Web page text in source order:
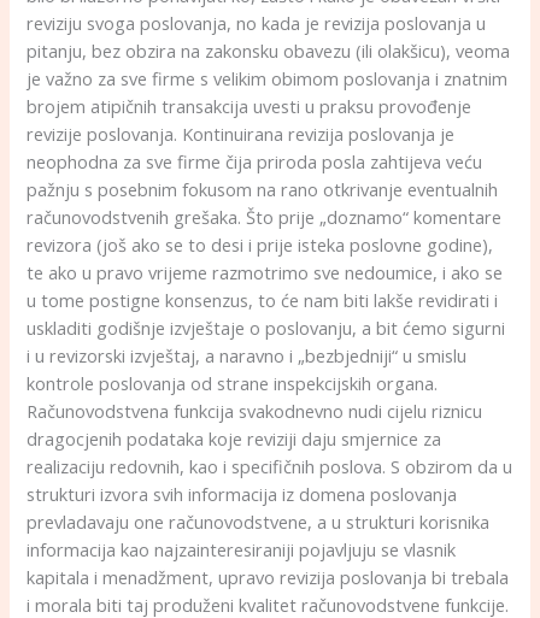
reviziju svoga poslovanja, no kada je revizija poslovanja u
pitanju, bez obzira na zakonsku obavezu (ili olakšicu), veoma
je važno za sve firme s velikim obimom poslovanja i znatnim
brojem atipičnih transakcija uvesti u praksu provođenje
revizije poslovanja. Kontinuirana revizija poslovanja je
neophodna za sve firme čija priroda posla zahtijeva veću
pažnju s posebnim fokusom na rano otkrivanje eventualnih
računovodstvenih grešaka. Što prije „doznamo“ komentare
revizora (još ako se to desi i prije isteka poslovne godine),
te ako u pravo vrijeme razmotrimo sve nedoumice, i ako se
u tome postigne konsenzus, to će nam biti lakše revidirati i
uskladiti godišnje izvještaje o poslovanju, a bit ćemo sigurni
i u revizorski izvještaj, a naravno i „bezbjedniji“ u smislu
kontrole poslovanja od strane inspekcijskih organa.
Računovodstvena funkcija svakodnevno nudi cijelu riznicu
dragocjenih podataka koje reviziji daju smjernice za
realizaciju redovnih, kao i specifičnih poslova. S obzirom da u
strukturi izvora svih informacija iz domena poslovanja
prevladavaju one računovodstvene, a u strukturi korisnika
informacija kao najzainteresiraniji pojavljuju se vlasnik
kapitala i menadžment, upravo revizija poslovanja bi trebala
i morala biti taj produženi kvalitet računovodstvene funkcije.